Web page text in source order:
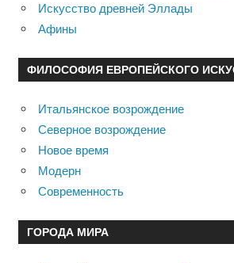
Искусство древней Эллады
Афины
ФИЛОСОФИЯ ЕВРОПЕЙСКОГО
Итальянское возрождение
Северное возрождение
Новое время
Модерн
Современность
ГОРОДА МИРА